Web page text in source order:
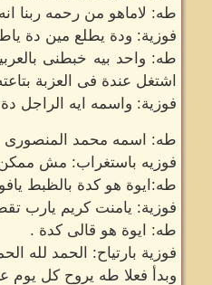
طه: لاماهو من رحمه ربنا
فوزية: ودة يطلع مين دة
طه: واحد بيه خبطنى
اشتغل عندة فى العزبة
فوزية: واسمه ايه الراجل
طه: اسمه محمد المنصورى
فوزيه باستغراب: مش
طه:ايوة هو كدة بالظبط
فوزية: يامنت كريم يارب
طه: ايوة هو قالى كدة .
فوزية بارتياح: الحمد لله
وبدأ فعلا طه يروح كل يوم